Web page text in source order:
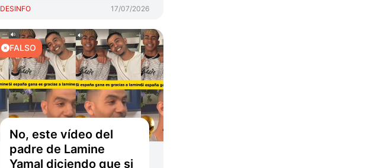
DESINFO 17/07/2026
FALSO
No, este vídeo del
padre de Lamine
Yamal diciendo que si